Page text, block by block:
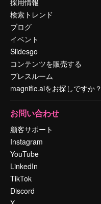
検索トレンド
ブログ
イベント
Slidesgo
コンテンツを販売する
プレスルーム
magnific.aiをお探しですか？
お問い合わせ
顧客サポート
Instagram
YouTube
LinkedIn
TikTok
Discord